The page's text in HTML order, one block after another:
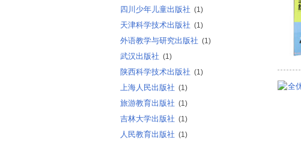
四川少年儿童出版社 (1)
天津科学技术出版社 (1)
外语教学与研究出版社 (1)
武汉出版社 (1)
陕西科学技术出版社 (1)
上海人民出版社 (1)
旅游教育出版社 (1)
吉林大学出版社 (1)
人民教育出版社 (1)